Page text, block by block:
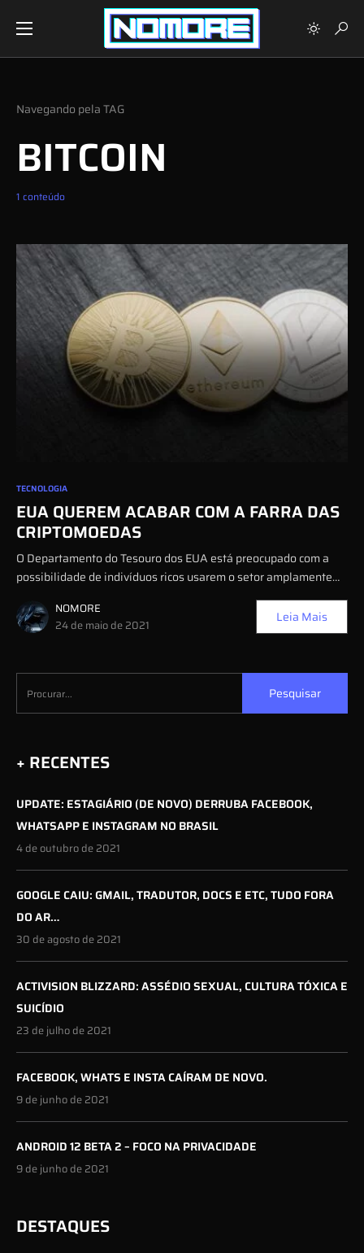
Navegando pela TAG
BITCOIN
1 conteúdo
TECNOLOGIA
EUA QUEREM ACABAR COM A FARRA DAS
CRIPTOMOEDAS
O Departamento do Tesouro dos EUA está preocupado com a
possibilidade de indivíduos ricos usarem o setor amplamente…
NOMORE
24 de maio de 2021
Leia Mais
Pesquisar
+ RECENTES
UPDATE: ESTAGIÁRIO (DE NOVO) DERRUBA FACEBOOK,
WHATSAPP E INSTAGRAM NO BRASIL
4 de outubro de 2021
GOOGLE CAIU: GMAIL, TRADUTOR, DOCS E ETC, TUDO FORA
DO AR…
30 de agosto de 2021
ACTIVISION BLIZZARD: ASSÉDIO SEXUAL, CULTURA TÓXICA E
SUICÍDIO
23 de julho de 2021
FACEBOOK, WHATS E INSTA CAÍRAM DE NOVO.
9 de junho de 2021
ANDROID 12 BETA 2 – FOCO NA PRIVACIDADE
9 de junho de 2021
DESTAQUES